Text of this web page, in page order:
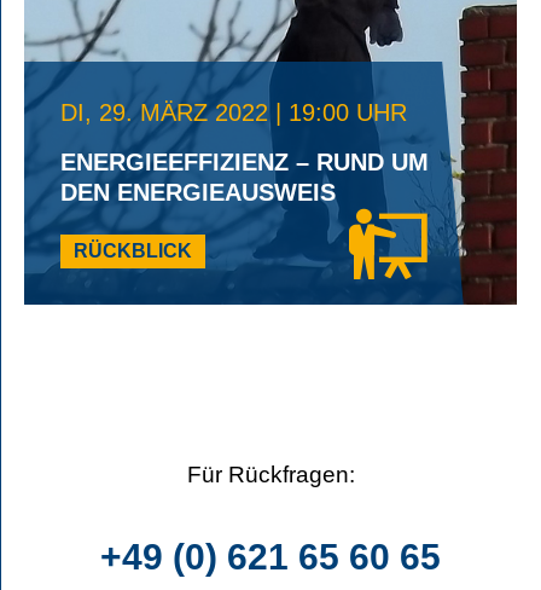
DI, 29. MÄRZ 2022 | 19:00 UHR
ENERGIEEFFIZIENZ – RUND UM
DEN ENERGIEAUSWEIS
RÜCKBLICK
Für Rückfragen:
+49 (0) 621 65 60 65